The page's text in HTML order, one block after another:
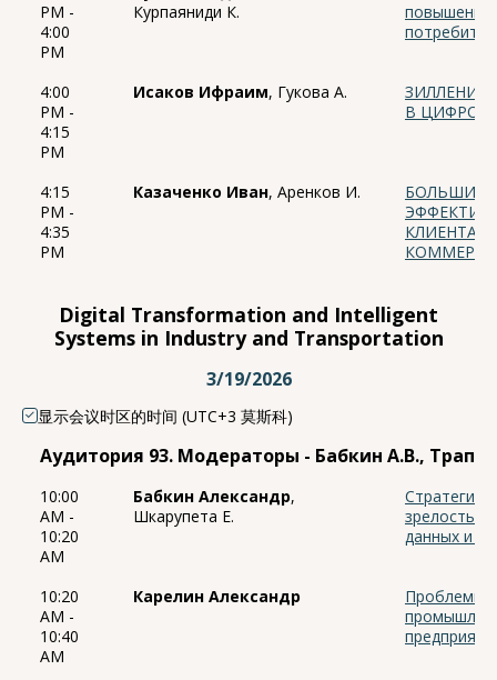
PM -
4:00
PM
Курпаяниди К.
повышения
4:00
PM -
4:15
PM
Исаков Ифраим, Гукова А.
В
4:15
PM -
4:35
PM
Казаченко Иван, Аренков И.
БОЛЬШИЕ
Digital Transformation and Intelligent
Systems in Industry and Transportation
3/19/2026
显示会议时区的时间 (UTC+3 莫斯科)
Аудитория 93. Модераторы - Бабкин А.В.,
10:00
AM -
10:20
AM
Бабкин Александр,
Шкарупета Е.
зрелостью
данных и
10:20
AM -
10:40
AM
Карелин Александр
Проблемы